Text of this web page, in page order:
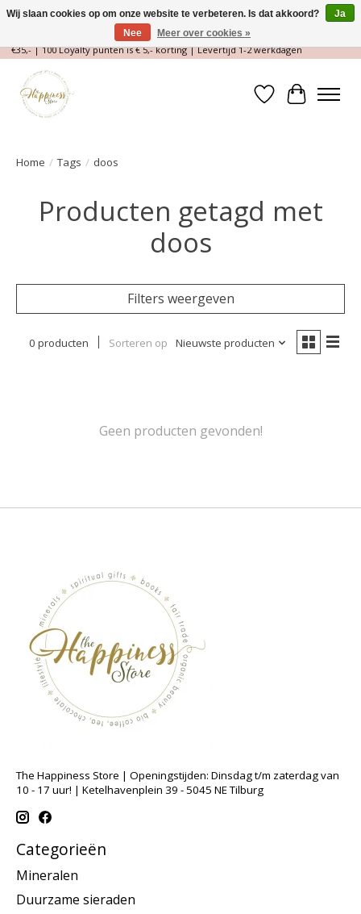
Magische Conceptstore, Edelstenen & Spirituele winkel | Gratis verzending >
€35,- | 100 Loyalty punten is € 5,- korting | Levertijd 1-2 werkdagen
Verlanglijst
Home / Tags / doos
Producten getagd met
doos
Filters weergeven
0 producten Sorteren op Nieuwste producten
Geen producten gevonden!
The Happiness Store | Openingstijden: Dinsdag t/m zaterdag van
10 - 17 uur! | Ketelhavenplein 39 - 5045 NE Tilburg
Categorieën
Mineralen
Duurzame sieraden
Wij slaan cookies op om onze website te verbeteren. Is dat akkoord?
Ja
Nee
Meer over cookies »